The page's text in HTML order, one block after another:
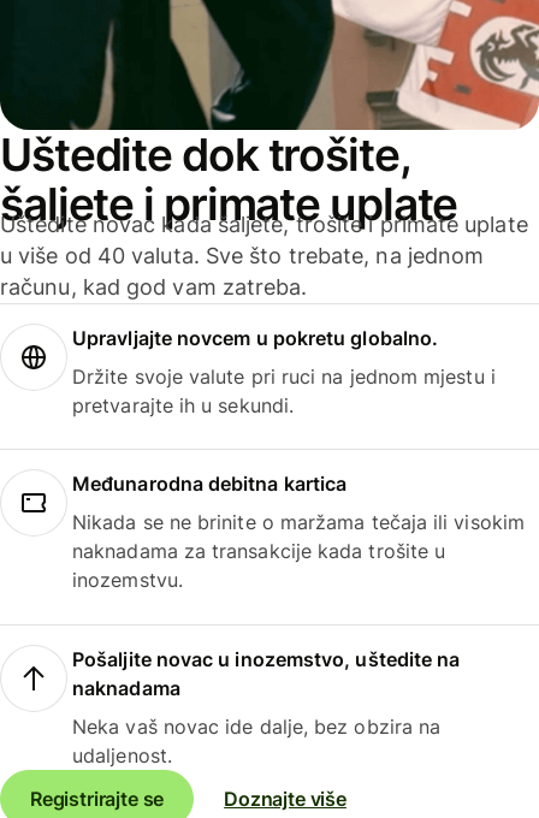
Uštedite dok trošite,
šaljete i primate uplate
Uštedite novac kada šaljete, trošite i primate uplate
u više od 40 valuta. Sve što trebate, na jednom
računu, kad god vam zatreba.
Upravljajte novcem u pokretu globalno.
Držite svoje valute pri ruci na jednom mjestu i
pretvarajte ih u sekundi.
Međunarodna debitna kartica
Nikada se ne brinite o maržama tečaja ili visokim
naknadama za transakcije kada trošite u
inozemstvu.
Pošaljite novac u inozemstvo, uštedite na
naknadama
Neka vaš novac ide dalje, bez obzira na
udaljenost.
Registrirajte se
Doznajte više